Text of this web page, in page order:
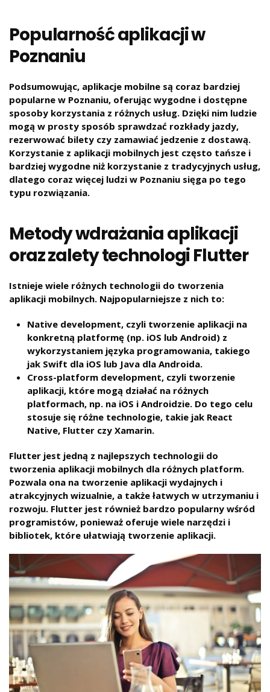
Popularność aplikacji w
Poznaniu
Podsumowując, aplikacje mobilne są coraz bardziej
popularne w Poznaniu, oferując wygodne i dostępne
sposoby korzystania z różnych usług. Dzięki nim ludzie
mogą w prosty sposób sprawdzać rozkłady jazdy,
rezerwować bilety czy zamawiać jedzenie z dostawą.
Korzystanie z aplikacji mobilnych jest często tańsze i
bardziej wygodne niż korzystanie z tradycyjnych usług,
dlatego coraz więcej ludzi w Poznaniu sięga po tego
typu rozwiązania.
Metody wdrażania aplikacji
oraz zalety technologi Flutter
Istnieje wiele różnych technologii do tworzenia
aplikacji mobilnych. Najpopularniejsze z nich to:
Native development, czyli tworzenie aplikacji na
konkretną platformę (np. iOS lub Android) z
wykorzystaniem języka programowania, takiego
jak Swift dla iOS lub Java dla Androida.
Cross-platform development, czyli tworzenie
aplikacji, które mogą działać na różnych
platformach, np. na iOS i Androidzie. Do tego celu
stosuje się różne technologie, takie jak React
Native, Flutter czy Xamarin.
Flutter jest jedną z najlepszych technologii do
tworzenia aplikacji mobilnych dla różnych platform.
Pozwala ona na tworzenie aplikacji wydajnych i
atrakcyjnych wizualnie, a także łatwych w utrzymaniu i
rozwoju. Flutter jest również bardzo popularny wśród
programistów, ponieważ oferuje wiele narzędzi i
bibliotek, które ułatwiają tworzenie aplikacji.